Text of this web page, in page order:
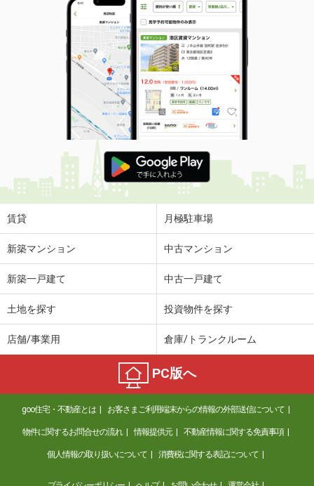
奈良県橿原市葛本町
価 格
7.95万円
住 所
奈良県橿原市葛本町
専有面積 56.44m²
間取り
2LDK
奈良県橿原市葛本町
価 格
6.90万円
住 所
奈良県橿原市葛本町
専有面積
奈良県御所市大字東松本
4.70万円
奈良県奈良市東九条町
7.50万円
住 所
奈良県奈良市東九条町
専有面積 28.02m²
間取り
1K
奈良県奈良市南京終町２
賃貸 月極駐車場
新築マンション 中古マンション
新築一戸建て 中古一戸建て
土地を探す 投資物件を探す
店舗/事業用 倉庫/トランクルーム
PC版へ
goo住宅・不動産とは お客さまご利用端末からの情報の外部送信について
物件に関するお問合せの流れ 情報提供元 不動産情報に関する免責事項
個人情報の取り扱いについて 消費税に関する表記について